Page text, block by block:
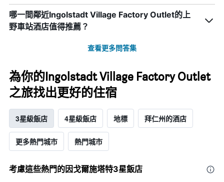
哪一間鄰近Ingolstadt Village Factory Outlet的上
野車站酒店值得推薦？
查看更多問答集
為你的Ingolstadt Village Factory Outlet
之旅找出更好的住宿
3星級飯店 4星級飯店 地標 拜仁州的酒店
更多熱門城市 熱門城市
考慮這些熱門的因戈爾施塔特3星​飯店